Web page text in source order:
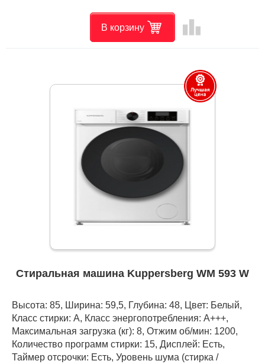
В корзину leaderboard
Стиральная машина Kuppersberg WM 593 W
Высота: 85, Ширина: 59,5, Глубина: 48, Цвет: Белый,
Класс стирки: A, Класс энергопотребления: А+++,
Максимальная загрузка (кг): 8, Отжим об/мин: 1200,
Количество программ стирки: 15, Дисплей: Есть,
Таймер отсрочки: Есть, Уровень шума (стирка /